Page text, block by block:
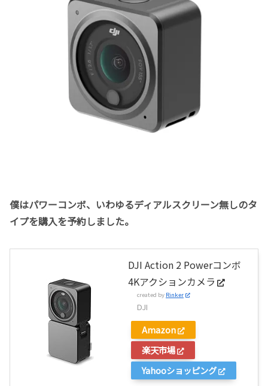
僕はパワーコンボ、いわゆるディアルスクリーン無しのタ
イプを購入を予約しました。
DJI Action 2 Powerコンボ
4Kアクションカメラ
created by Rinker
DJI
Amazon
楽天市場
Yahooショッピング